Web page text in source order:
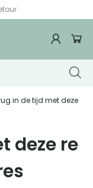
in de tijd met deze
deze re